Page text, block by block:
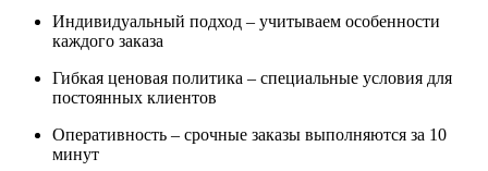
Индивидуальный подход – учитываем особенности
каждого заказа
Гибкая ценовая политика – специальные условия для
постоянных клиентов
Оперативность – срочные заказы выполняются за 10
минут